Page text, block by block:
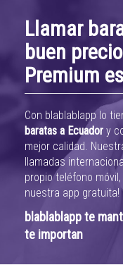
Llamar
buen
Premium
Con blablablapp lo
baratas a Ecuador y
mejor calidad.
llamadas
propio teléfono
nuestra app gratuita!
blablablapp te
te importan